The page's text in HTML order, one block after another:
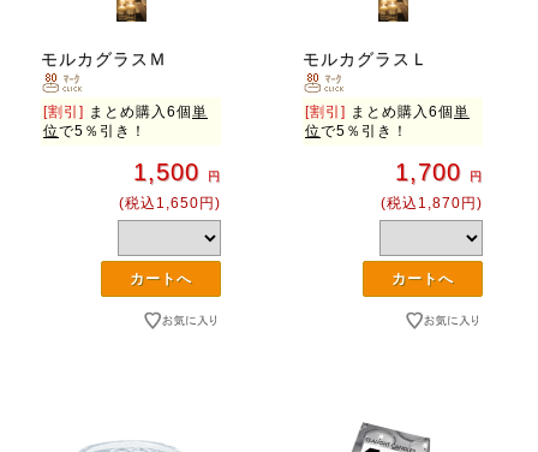
モルカグラスＭ
[割引] まとめ購入6個単
位で5％引き！
1,500 円
(税込1,650円)
モルカグラスＬ
[割引] まとめ購入6個単
位で5％引き！
1,700 円
(税込1,870円)